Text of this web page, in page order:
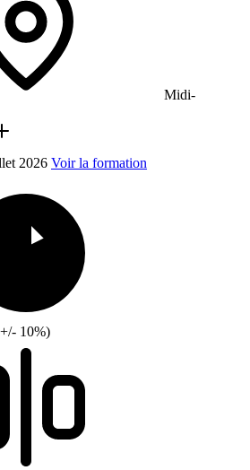
Midi-
2026 Voir la formation
10%)